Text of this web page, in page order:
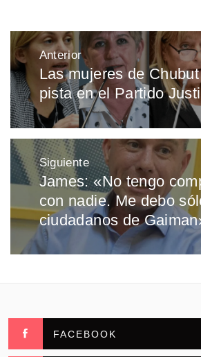
Navegación
de
entradas
Anterior
Entrada
anterior:
Las mujeres de
pista en el Partido
Siguiente
Entrada
siguiente:
James: «No tengo
con nadie. Me debo
ciudadanos de
FACEBOOK